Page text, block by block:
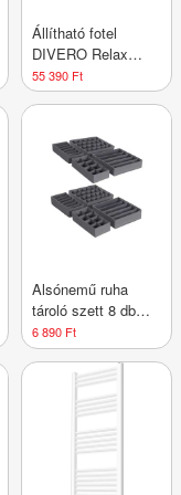
Állítható fotel
DIVERO Relax
Lounger - barna
55 390 Ft
Alsónemű ruha
tároló szett 8 db
összecsukható
szürke
6 890 Ft